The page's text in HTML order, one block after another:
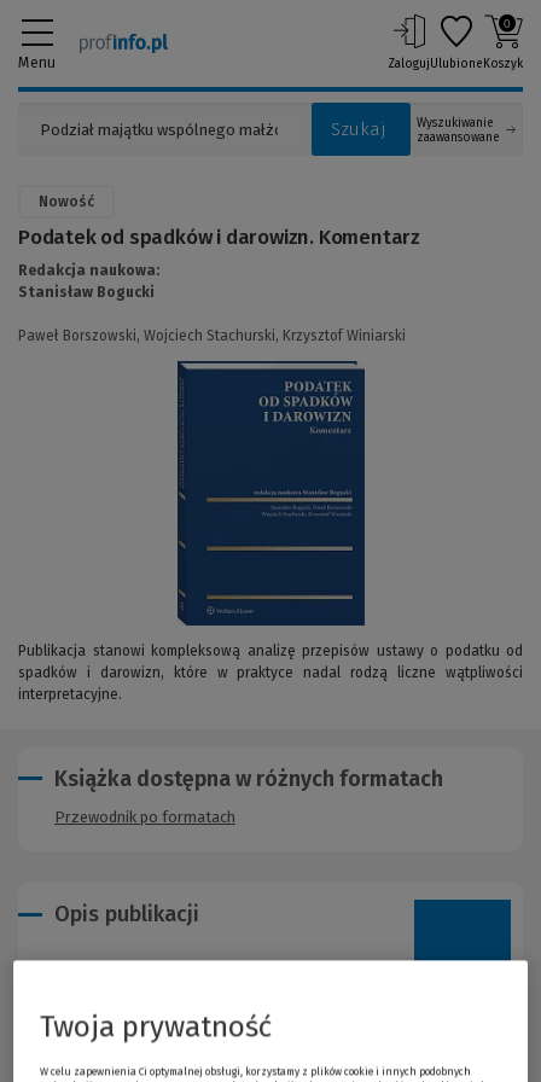
Menu
Szukaj
Wyszukiwanie
zaawansowane
ZalogujUlubione
0
Koszyk
Nowość
(Link
Publikacja stanowi kompleksową analizę przepisów ustawy o podatku od
spadków i darowizn, które w praktyce nadal rodzą liczne wątpliwości
interpretacyjne.
Podatek od spadków i darowizn. Komentarz
Redakcja naukowa:
Stanisław Bogucki
Paweł Borszowski, Wojciech Stachurski, Krzysztof Winiarski
Opis publikacji
liczne wątpliwości interpretacyjne. Autorzy omawiają zarówno
podstawowe zagadnienia związane z zakresem podmiotowym i
przedmiotowym podatku, jak i kluczowe rozwiązania legislacyjne,
Książka dostępna w różnych formatach
Przewodnik po formatach
Twoja prywatność
W celu zapewnienia Ci optymalnej obsługi, korzystamy z plików cookie i innych podobnych